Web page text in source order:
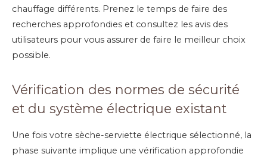
chauffage différents. Prenez le temps de faire des
recherches approfondies et consultez les avis des
utilisateurs pour vous assurer de faire le meilleur choix
possible.
Vérification des normes de sécurité
et du système électrique existant
Une fois votre sèche-serviette électrique sélectionné, la
phase suivante implique une vérification approfondie